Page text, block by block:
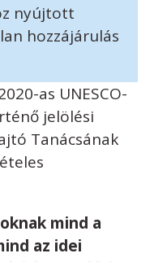
nyújtott
hozzájárulás
as UNESCO-
jelölési
Tanácsának
mind a
az idei